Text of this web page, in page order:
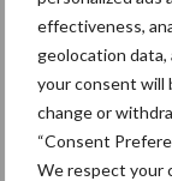
effectiveness,
geolocation
your consent will
change or
“Consent
We respect your
samenstelling
en niet op zichzelf
Bron: LTO Nederland